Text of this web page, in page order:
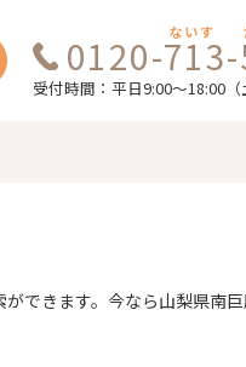
0120- ないす
受付時間：平日9:00～18:00（
できます。今なら山梨県南